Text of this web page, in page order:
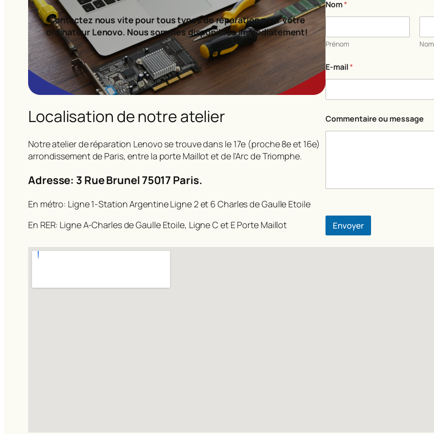
Contactez nous vite pour tous types de réparation pour votre
ordinateur Lenovo. Nous sommes disponibles immédiatement!
Localisation de notre atelier
Notre atelier de réparation Lenovo se trouve dans le 17e (proche 8e et 16e)
arrondissement de Paris, entre la porte Maillot et de l’Arc de Triomphe.
Adresse: 3 Rue Brunel 75017 Paris.
En métro: Ligne 1-Station Argentine Ligne 2 et 6 Charles de Gaulle Etoile
En RER: Ligne A-Charles de Gaulle Etoile, Ligne C et E Porte Maillot
Nom*
Prénom Nom
-
m
i
*
E
-
E-mail*
Commentaire ou message
Envoyer